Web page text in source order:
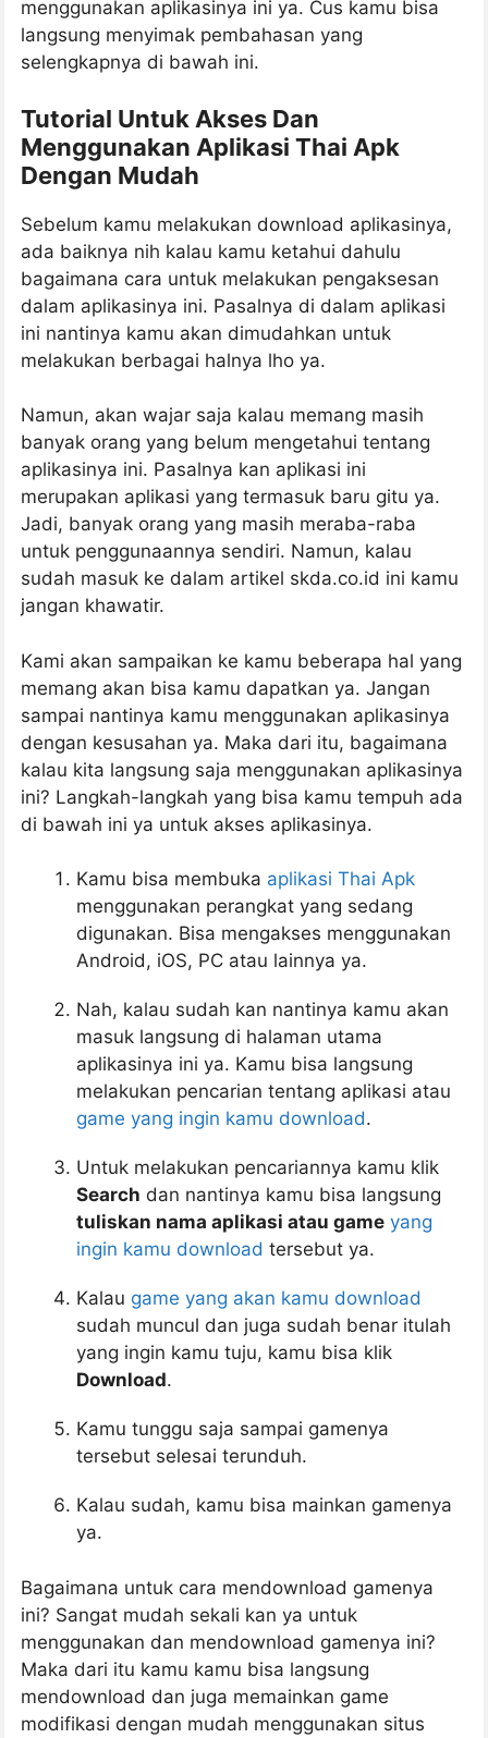
menggunakan aplikasinya ini ya. Cus kamu bisa
langsung menyimak pembahasan yang
selengkapnya di bawah ini.
Tutorial Untuk Akses Dan
Menggunakan Aplikasi Thai Apk
Dengan Mudah
Sebelum kamu melakukan download aplikasinya,
ada baiknya nih kalau kamu ketahui dahulu
bagaimana cara untuk melakukan pengaksesan
dalam aplikasinya ini. Pasalnya di dalam aplikasi
ini nantinya kamu akan dimudahkan untuk
melakukan berbagai halnya lho ya.
Namun, akan wajar saja kalau memang masih
banyak orang yang belum mengetahui tentang
aplikasinya ini. Pasalnya kan aplikasi ini
merupakan aplikasi yang termasuk baru gitu ya.
Jadi, banyak orang yang masih meraba-raba
untuk penggunaannya sendiri. Namun, kalau
sudah masuk ke dalam artikel skda.co.id ini kamu
jangan khawatir.
Kami akan sampaikan ke kamu beberapa hal yang
memang akan bisa kamu dapatkan ya. Jangan
sampai nantinya kamu menggunakan aplikasinya
dengan kesusahan ya. Maka dari itu, bagaimana
kalau kita langsung saja menggunakan aplikasinya
ini? Langkah-langkah yang bisa kamu tempuh ada
di bawah ini ya untuk akses aplikasinya.
Kamu bisa membuka aplikasi Thai Apk
menggunakan perangkat yang sedang
digunakan. Bisa mengakses menggunakan
Android, iOS, PC atau lainnya ya.
Nah, kalau sudah kan nantinya kamu akan
masuk langsung di halaman utama
aplikasinya ini ya. Kamu bisa langsung
melakukan pencarian tentang aplikasi atau
game yang ingin kamu download.
Untuk melakukan pencariannya kamu klik
Search dan nantinya kamu bisa langsung
tuliskan nama aplikasi atau game yang
ingin kamu download tersebut ya.
Kalau game yang akan kamu download
sudah muncul dan juga sudah benar itulah
yang ingin kamu tuju, kamu bisa klik
Download.
Kamu tunggu saja sampai gamenya
tersebut selesai terunduh.
Kalau sudah, kamu bisa mainkan gamenya
ya.
Bagaimana untuk cara mendownload gamenya
ini? Sangat mudah sekali kan ya untuk
menggunakan dan mendownload gamenya ini?
Maka dari itu kamu kamu bisa langsung
mendownload dan juga memainkan game
modifikasi dengan mudah menggunakan situs